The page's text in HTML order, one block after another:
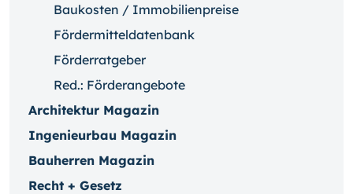
Baukosten / Immobilienpreise
Fördermitteldatenbank
Förderratgeber
Red.: Förderangebote
Architektur Magazin
Ingenieurbau Magazin
Bauherren Magazin
Recht + Gesetz